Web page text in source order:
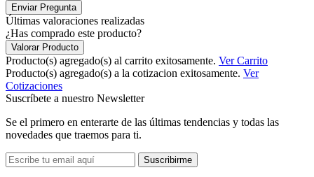
Enviar Pregunta
Últimas valoraciones realizadas
¿Has comprado este producto?
Valorar Producto
Producto(s) agregado(s) al carrito exitosamente. Ver Carrito
Producto(s) agregado(s) a la cotizacion exitosamente. Ver
Cotizaciones
Suscríbete a nuestro Newsletter
Se el primero en enterarte de las últimas tendencias y todas las
novedades que traemos para ti.
Suscribirme